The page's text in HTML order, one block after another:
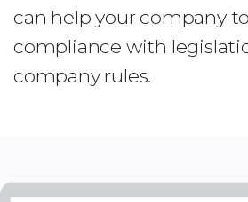
can help your company
compliance with
company rules.